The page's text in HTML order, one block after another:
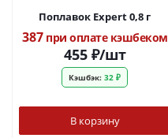
Поплавок Expert 0,8 г
387при оплате кэшбеком
455₽/шт
Кэшбэк: 32 ₽
В корзину